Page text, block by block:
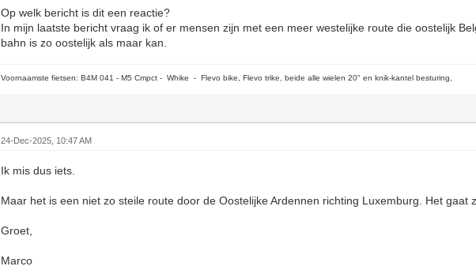
Op welk bericht is dit een reactie?
In mijn laatste bericht vraag ik of er mensen zijn met een meer westelijke route die oostelijk
bahn is zo oostelijk als maar kan.
Voornaamste fietsen: B4M 041 - M5 Cmpct - Whike - Flevo bike, Flevo trike, beide alle wielen 20" en knik-kantel besturing,
24-Dec-2025, 10:47 AM
Ik mis dus iets.
Maar het is een niet zo steile route door de Oostelijke Ardennen richting Luxemburg. Het gaat
Groet,
Marco